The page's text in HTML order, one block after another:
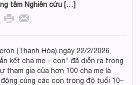
tâm Nghiên cứu […]
(Thanh Hóa) ngày 22/2/2026,
kết cha mẹ – con” đã diễn ra trong
tham gia của hơn 100 cha mẹ là
cùng các con trong độ tuổi 10–